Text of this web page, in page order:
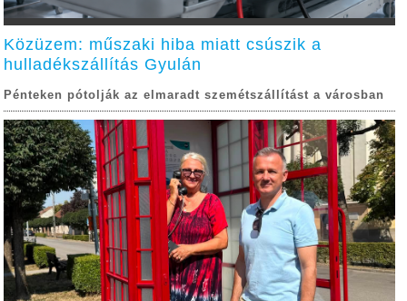
Közüzem: műszaki hiba miatt csúszik a
hulladékszállítás Gyulán
Pénteken pótolják az elmaradt szemétszállítást a városban